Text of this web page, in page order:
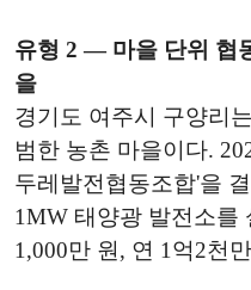
유형 2 — 마을 단위 협
을
경기도 여주시 구양리
범한 농촌 마을이다.
두레발전협동조합'을
1MW 태양광 발전소를
1,000만 원, 연 1억2천